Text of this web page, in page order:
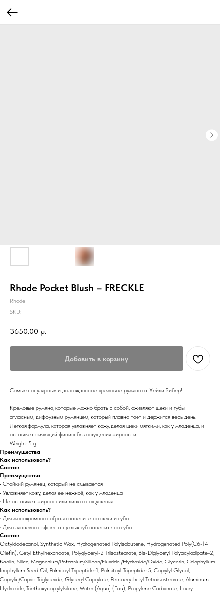
Rhode Pocket Blush – FRECKLE
Rhode
SKU:
3650,00 р.
Добавить в корзину
Самые популярные и долгожданные кремовые румяна от Хeйли Бибер!
Кремовые румяна, которые можно брать с собой, оживляют щеки и губы
атласным, диффузным румянцем, который плавно тает и держится весь день.
Легкая формула, которая увлажняет кожу, делая щеки мягкими, как у младенца, и
оставляет сияющий финиш без ощущения жирности.
Weight: 5 g
Преимущества
Как использовать?
Состав
Преимущества
• Стойкий румянец, который не смывается
• Увлажняет кожу, делая ее нежной, как у младенца
• Не оставляет жирного или липкого ощущения
Как использовать?
• Для монохромного образа нанесите на щеки и губы
• Для глянцевого эффекта пухлых губ нанесите на губы
Состав
Octyldodecanol, Synthetic Wax, Hydrogenated Polyisobutene, Hydrogenated Poly(C6-14
Olefin), Cetyl Ethylhexanoate, Polyglyceryl-2 Triisostearate, Bis-Diglyceryl Polyacyladipate-2,
Kaolin, Silica, Magnesium/Potassium/Silicon/Fluoride /Hydroxide/Oxide, Glycerin, Calophyllum
Inophyllum Seed Oil, Palmitoyl Tripeptide-1, Palmitoyl Tripeptide-5, Caprylyl Glycol,
Caprylic/Capric Triglyceride, Glyceryl Caprylate, Pentaerythrityl Tetraisostearate, Aluminum
Hydroxide, Triethoxycaprylylsilane, Water (Aqua) (Eau), Propylene Carbonate, Lauryl